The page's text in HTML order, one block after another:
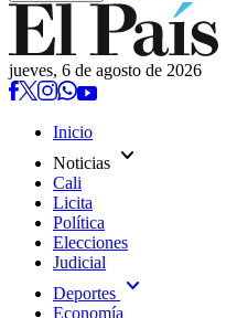
jueves, 6 de agosto de 2026
Inicio
Noticias expand_more
Cali
Licita
Política
Elecciones
Judicial
Deportes expand_more
Economía